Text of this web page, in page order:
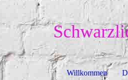
Willkommen